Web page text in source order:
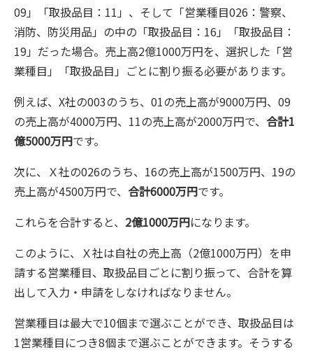
09」「取扱品目：11」、そして「営業種目026：警察、
消防、防災用品」の中の「取扱品目：16」「取扱品目：
19」だった場合。売上高2億1000万円を、選択した「営
業種目」「取扱品目」ごとに割り振る必要があります。
例えば、X社の003のうち、01の売上高が9000万円、09
の売上高が4000万円、11の売上高が2000万円で、 合計1
億5000万円です。
次に、Ｘ社の026のうち、16の売上高が1500万円、19の
売上高が4500万円で、 合計6000万円です。
これらを合計すると、 2億1000万円になります。
このように、Ｘ社は自社の売上高（2億1000万円）を申
請する営業種目、取扱品目ごとに割り振って、合計を算
出して入力・申請をしなければなりません。
営業種目は最大で10個まで選ぶことができ、取扱品目は
1営業種目につき8個まで選ぶことができます。そうする